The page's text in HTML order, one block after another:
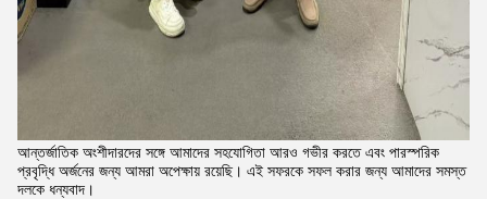
আন্তর্জাতিক অংশীদারদের সঙ্গে আমাদের সহযোগিতা আরও গভীর করতে এবং পারস্পরিক
প্রবৃদ্ধি অর্জনের জন্য আমরা অপেক্ষায় রয়েছি। এই সফরকে সফল করার জন্য আমাদের সমস্ত
দলকে ধন্যবাদ।